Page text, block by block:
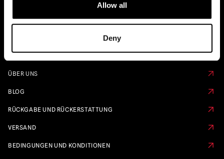
Allow all
Deny
ÜBER UNS
BLOG
RÜCKGABE UND RÜCKERSTATTUNG
VERSAND
BEDINGUNGEN UND KONDITIONEN